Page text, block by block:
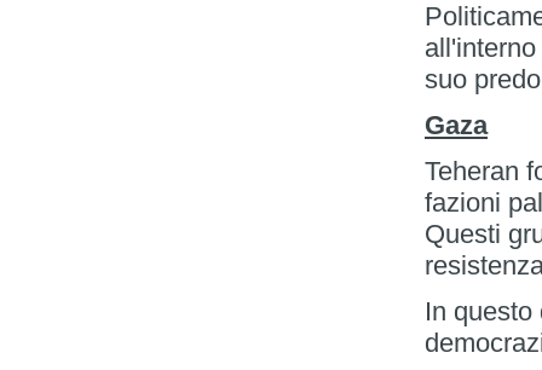
suo
Gaza
Teheran
fazioni
Questi
In questo